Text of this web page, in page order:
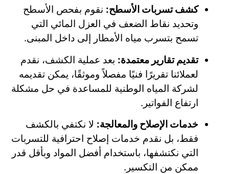
كشف تسربات الأسطح: نقوم بفحص الأسطح
وتحديد نقاط الضعف في العزل المائي التي
تسمح بتسرب مياه الأمطار إلى داخل المبنى.
تقديم تقارير معتمدة: بعد عملية الكشف، نقدم
لعملائنا تقريرًا فنيًا مفصلاً وموثقًا، يمكن تقديمه
لشركة المياه الوطنية للمساعدة في حل مشكلة
ارتفاع الفواتير.
خدمات الإصلاح والمعالجة: لا نكتفي بالكشف
فقط، بل نقدم خدمات إصلاح احترافية للتسربات
التي نكتشفها، باستخدام أفضل المواد وبأقل قدر
ممكن من التكسير.